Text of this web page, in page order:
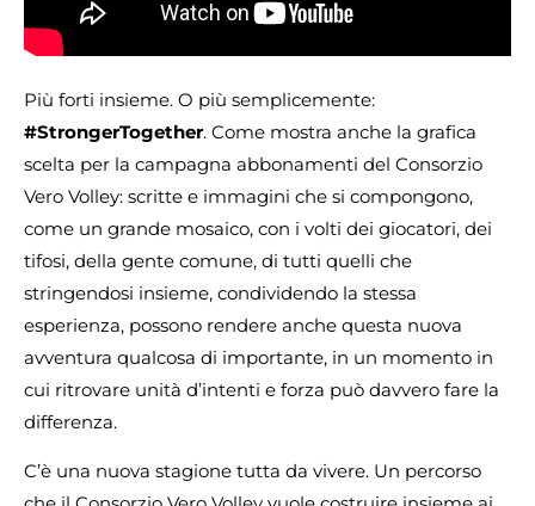
Più forti insieme. O più semplicemente:
#StrongerTogether. Come mostra anche la grafica
scelta per la campagna abbonamenti del Consorzio
Vero Volley: scritte e immagini che si compongono,
come un grande mosaico, con i volti dei giocatori, dei
tifosi, della gente comune, di tutti quelli che
stringendosi insieme, condividendo la stessa
esperienza, possono rendere anche questa nuova
avventura qualcosa di importante, in un momento in
cui ritrovare unità d’intenti e forza può davvero fare la
differenza.
C’è una nuova stagione tutta da vivere. Un percorso